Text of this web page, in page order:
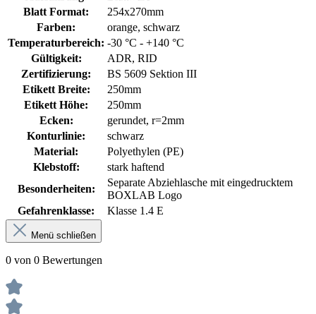
Blatt Format:
254x270mm
Farben:
orange, schwarz
Temperaturbereich: -30 °C - +140 °C
Gültigkeit:
ADR, RID
Zertifizierung:
BS 5609 Sektion III
Etikett Breite:
250mm
Etikett Höhe:
250mm
Ecken:
gerundet, r=2mm
Konturlinie:
schwarz
Material:
Polyethylen (PE)
Klebstoff:
stark haftend
Besonderheiten:
Separate Abziehlasche mit eingedrucktem
BOXLAB Logo
Gefahrenklasse:
Klasse 1.4 E
Menü schließen
0 von 0 Bewertungen